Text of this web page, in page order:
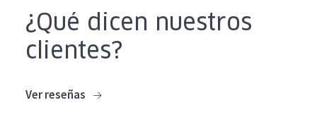
Limpieza
Essentials
¿Qué dicen nuestros
clientes?
Ver reseñas